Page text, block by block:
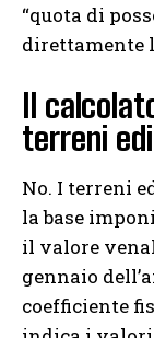
“quota di
direttamente
Il
terreni
No. I terreni
la base
il valore
gennaio
coefficiente